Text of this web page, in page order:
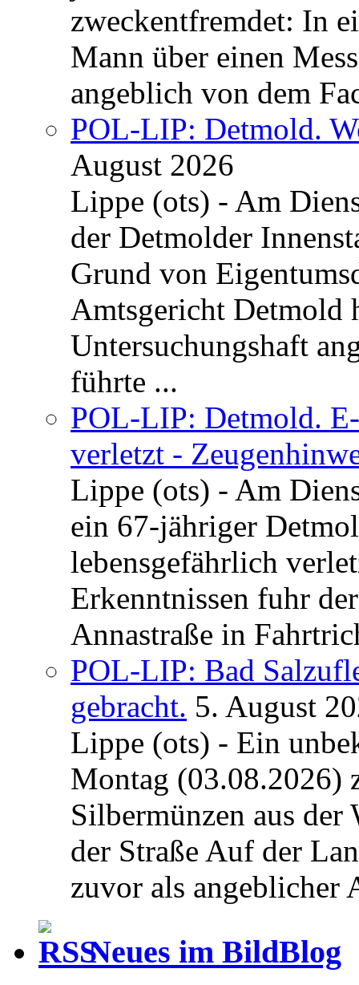
zweckentfremdet: In
Mann über einen
angeblich von dem
POL-LIP: Detmold.
August 2026
Lippe (ots) - Am
der Detmolder
Grund von
Amtsgericht Detmold
Untersuchungshaft
führte ...
POL-LIP: Detmold.
verletzt -
Lippe (ots) - Am
ein 67-jähriger
lebensgefährlich
Erkenntnissen fuhr
Annastraße in
POL-LIP: Bad
gebracht. 5. August
Lippe (ots) - Ein
Montag (03.08.2026)
Silbermünzen aus der
der Straße Auf der
zuvor als angeblicher
Neues im BildBlog